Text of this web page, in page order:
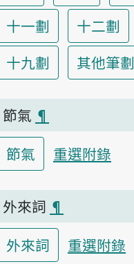
十一劃
十二劃
十九劃
其他筆劃
節氣 ¶
節氣
重選附錄
外來詞 ¶
外來詞
重選附錄